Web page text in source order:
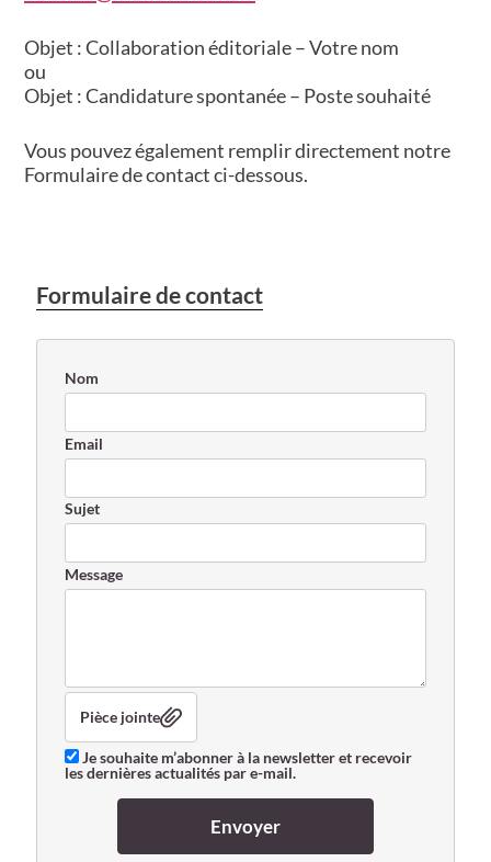
Objet : Collaboration éditoriale – Votre nom
ou
Objet : Candidature spontanée – Poste souhaité
Vous pouvez également remplir directement notre
Formulaire de contact ci-dessous.
Formulaire de contact
Nom
Email
Sujet
Message
Pièce jointe
Je souhaite m’abonner à la newsletter et recevoir
les dernières actualités par e-mail.